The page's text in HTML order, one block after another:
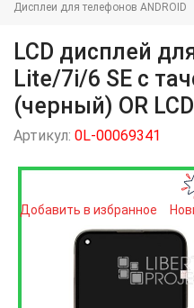
Дисплеи для телефонов ANDROID
LCD дисплей
Lite/7i/6 SE с
(черный) OR LCD
Артикул: 0L-00069341
Добавить в избранное